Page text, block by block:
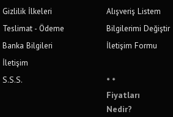
Gizlilik İlkeleri
Teslimat - Ödeme
Banka Bilgileri
İletişim
S.S.S.
Alışveriş Listem
Bilgilerimi Değiştir
İletişim Formu
* *
Fiyatları
Nedir?